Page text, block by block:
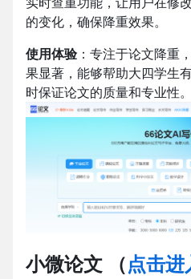
的变化，确保降重效果。
使用体验：专注于论文降重
果显著，能够帮助大四学生
时保证论文的质量和专业性。
小微论文 （点击进